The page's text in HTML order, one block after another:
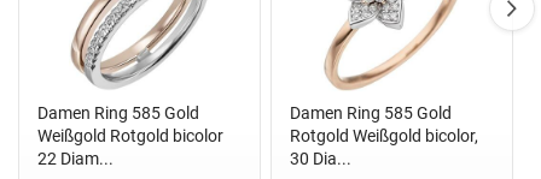
Damen Ring 585 Gold
Weißgold Rotgold bicolor
22 Diam...
Damen Ring 585 Gold
Rotgold Weißgold bicolor,
30 Dia...